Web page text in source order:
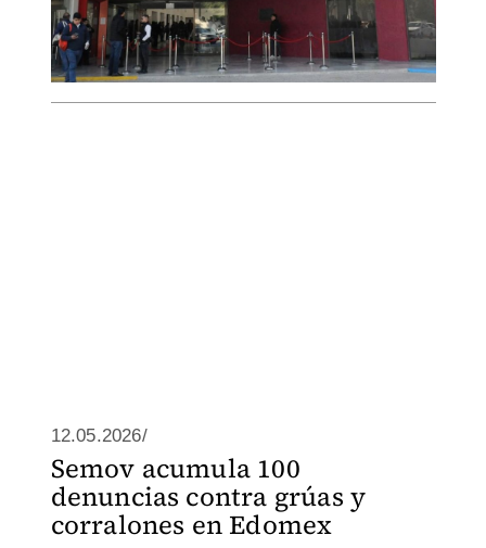
12.05.2026/
Semov acumula 100
denuncias contra grúas y
corralones en Edomex